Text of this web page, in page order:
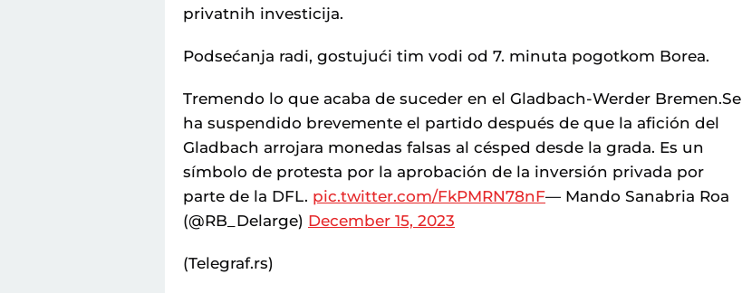
privatnih investicija.
Podsećanja radi, gostujući tim vodi od 7. minuta pogotkom Borea.
Tremendo lo que acaba de suceder en el Gladbach-Werder Bremen.Se
ha suspendido brevemente el partido después de que la afición del
Gladbach arrojara monedas falsas al césped desde la grada. Es un
símbolo de protesta por la aprobación de la inversión privada por
parte de la DFL. pic.twitter.com/FkPMRN78nF— Mando Sanabria Roa
(@RB_Delarge) December 15, 2023
(Telegraf.rs)